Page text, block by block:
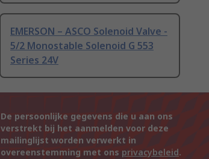
EMERSON – ASCO Solenoid Valve -
5/2 Monostable Solenoid G 553
Series 24V
De persoonlijke gegevens die u aan ons
verstrekt bij het aanmelden voor deze
mailinglijst worden verwerkt in
overeenstemming met ons privacybeleid.